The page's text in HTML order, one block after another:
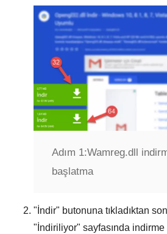
Adım 1:Wamreg.dll
başlatma
" İndir" butonuna tıkladıktan
" İndiriliyor" sayfasında